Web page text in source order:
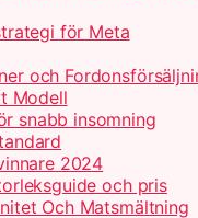
för Meta
och
Modell
snabb insomning
2024
och pris
Och Matsmältning